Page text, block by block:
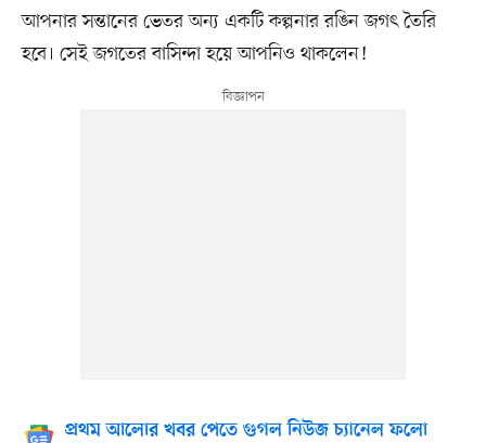
আপনার সন্তানের ভেতর অন্য একটি কল্পনার রঙিন জগৎ তৈরি
হবে। সেই জগতের বাসিন্দা হয়ে আপনিও থাকলেন!
প্রথম আলোর খবর পেতে গুগল নিউজ চ্যানেল ফলো